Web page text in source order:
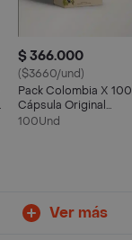
$ 366.000
($3660/und)
Pack Colombia X 100
Cápsula Original
Nespresso
100Und
Ver más